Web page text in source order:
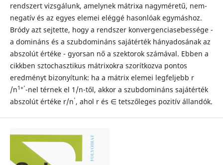
rendszert vizsgálunk, amelynek mátrixa nagyméretű, nem-
negatív és az egyes elemei eléggé hasonlóak egymáshoz.
Bródy azt sejtette, hogy a rendszer konvergenciasebessége -
a domináns és a szubdomináns sajátérték hányadosának az
abszolút értéke - gyorsan nő a szektorok számával. Ebben a
cikkben sztochasztikus mátrixokra szorítkozva pontos
eredményt bizonyítunk: ha a mátrix elemei legfeljebb r
/n1+'-nel térnek el 1/n-től, akkor a szubdomináns sajátérték
abszolút értéke r/n', ahol r és ∈ tetszőleges pozitív állandók.